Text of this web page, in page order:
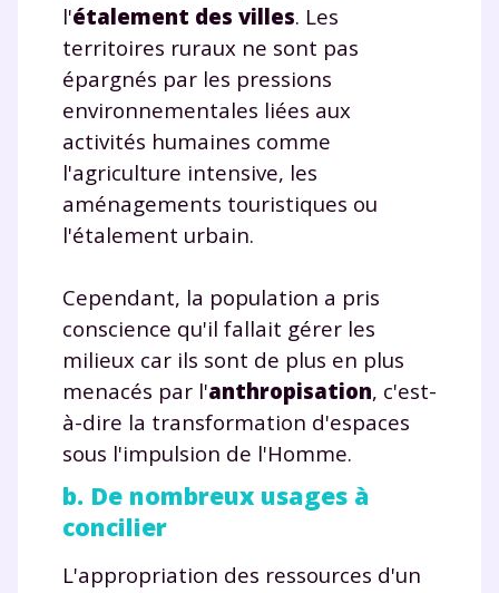
l'étalement des villes. Les
territoires ruraux ne sont pas
épargnés par les pressions
environnementales liées aux
activités humaines comme
l'agriculture intensive, les
aménagements touristiques ou
l'étalement urbain.
Cependant, la population a pris
conscience qu'il fallait gérer les
milieux car ils sont de plus en plus
menacés par l'anthropisation, c'est-
à-dire la transformation d'espaces
sous l'impulsion de l'Homme.
b. De nombreux usages à
concilier
L'appropriation des ressources d'un
Envie de progresser
et de réussir votre
année scolaire ?
Testez gratuitement
pendant 24h notre
plateforme de soutien
scolaire !
Fiches de cours et vidéos,exercices
corrigés
suivre les progrès